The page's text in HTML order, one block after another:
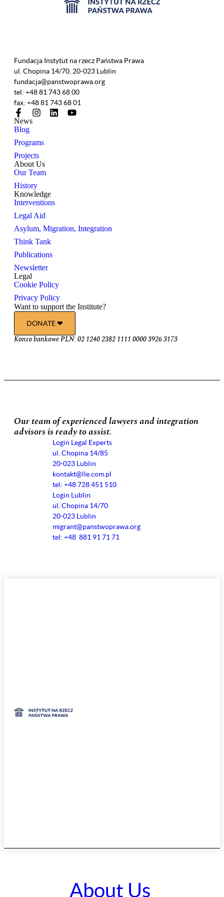
Fundacja Instytut na rzecz Państwa Prawa
ul. Chopina 14/70, 20-023 Lublin
fundacja@panstwoprawa.org
tel: +48 81 743 68 00
fax: +48 81 743 68 01
News
Blog
Programs
Projects
About Us
Our Team
History
Knowledge
Interventions
Legal Aid
Asylum, Migration, Integration
Think Tank
Publications
Newsletter
Legal
Cookie Policy
Privacy Policy
Want to support the Institute?
DONATE ❤︎
Konto bankowe PLN: 02 1240 2382 1111 0000 3926 3173
Our team of experienced lawyers and integration
advisors is ready to assist.
Login Legal Experts
ul. Chopina 14/85
20-023 Lublin
kontakt@lle.com.pl
tel: +48 728 451 510
Login Lublin
ul. Chopina 14/70
20-023 Lublin
migrant@panstwoprawa.org
tel: +48 881 91 71 71
About Us